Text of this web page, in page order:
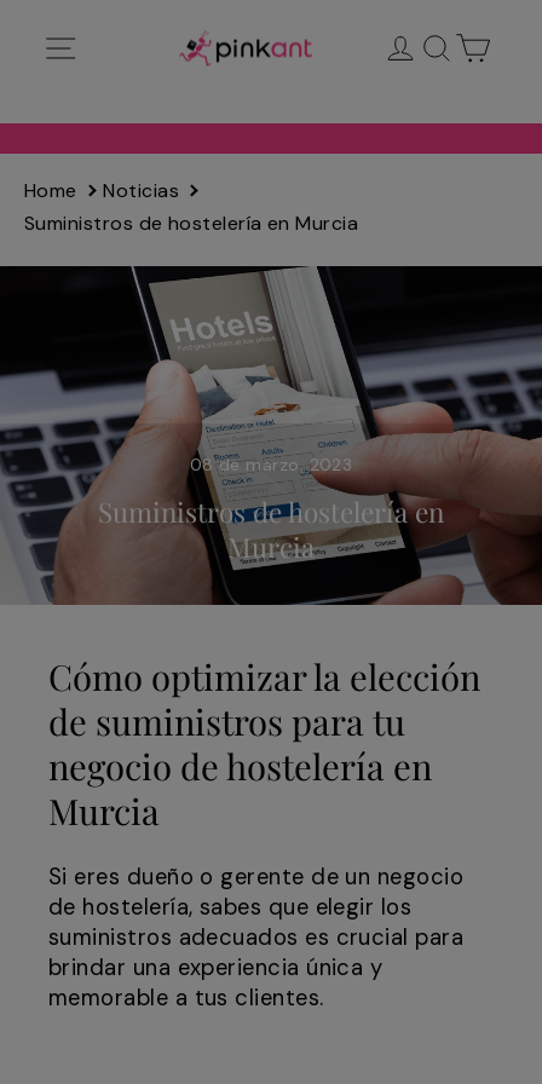
directamente
Ingresar
Buscar
Home
Noticias
Suministros de hostelería en Murcia
08 de marzo, 2023
Suministros de hostelería en
Murcia
Cómo optimizar la elección
de suministros para tu
negocio de hostelería en
Murcia
Si eres dueño o gerente de un negocio
de hostelería, sabes que elegir los
suministros adecuados es crucial para
brindar una experiencia única y
memorable a tus clientes.